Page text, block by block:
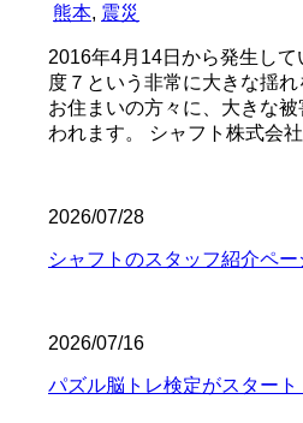
熊本, 震災
2016年4月14日から発生し
度７という非常に大きな揺
お住まいの方々に、大きな
われます。 シャフト株式会
2026/07/28
シャフトのスタッフ紹介ペ
2026/07/16
パズル脳トレ検定がスタート